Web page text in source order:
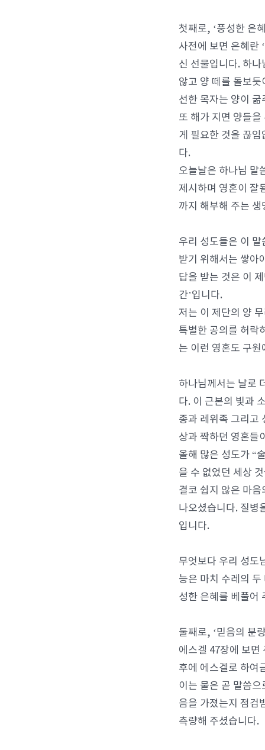
첫째로, ‘풍성한 은
사전에 보면 은혜란
신 선물입니다. 하
않고 양 떼를 돌보
선한 목자는 양이
또 해가 지면 양들
게 필요한 것을 끊
다.
오늘날은 하나님 말
제시하며 영혼이 잘
까지 해부해 주는
우리 성도들은 이
받기 위해서는 쌓아
답을 받는 것은 이
간’입니다.
저는 이 제단의 양
특별한 공의를 허락
는 이런 영혼도 구
하나님께서는 날로
다. 이 근본의 빛과
종과 레위족 그리고
상과 짝하던 영혼들
올해 많은 성도가 “
을 수 없었던 세상
결코 쉽지 않은 마
나오셨습니다. 질병
입니다.
무엇보다 우리 성도
능은 마치 수레의
성한 은혜를 베풀어
둘째로, ‘믿음의 분
에스겔 47장에 보면
후에 에스겔로 하여
이는 물은 곧 말씀
음을 가졌는지 점검
측량해 주셨습니다.